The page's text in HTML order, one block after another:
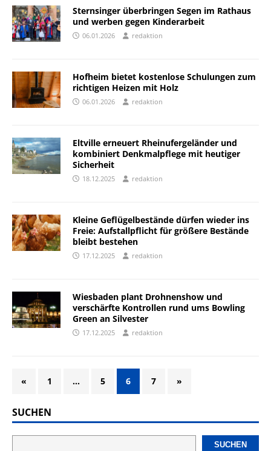
Sternsinger überbringen Segen im Rathaus
und werben gegen Kinderarbeit
06.01.2026 redaktion
Hofheim bietet kostenlose Schulungen zum
richtigen Heizen mit Holz
06.01.2026 redaktion
Eltville erneuert Rheinufergeländer und
kombiniert Denkmalpflege mit heutiger
Sicherheit
18.12.2025 redaktion
Kleine Geflügelbestände dürfen wieder ins
Freie: Aufstallpflicht für größere Bestände
bleibt bestehen
17.12.2025 redaktion
Wiesbaden plant Drohnenshow und
verschärfte Kontrollen rund ums Bowling
Green an Silvester
17.12.2025 redaktion
« 1 … 5 6 7 »
SUCHEN
SUCHEN